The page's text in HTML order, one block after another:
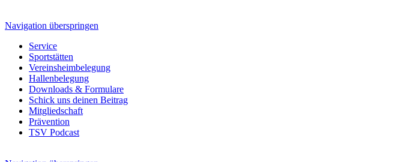
Navigation überspringen
Service
Sportstätten
Vereinsheimbelegung
Hallenbelegung
Downloads & Formulare
Schick uns deinen Beitrag
Mitgliedschaft
Prävention
TSV Podcast